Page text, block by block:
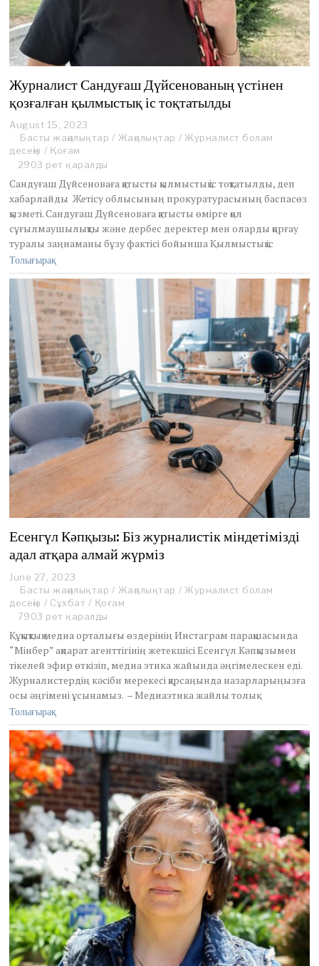
Журналист Сандуғаш Дүйсенованың үстінен
қозғалған қылмыстық іс тоқтатылды
August 15, 2023
u
u
t
1
5
,
2
3
Басты жаңалықтар / Жаңалықтар / Журналист болам
десеңіз / Қоғам
2903 рет қаралды
Сандуғаш Дүйсеноваға қатысты қылмыстық іс тоқтатылды, деп
хабарлайды Жетісу облысының прокуратурасының баспасөз
қызметі. Сандуғаш Дүйсеноваға қатысты өмірге қол
сұғылмаушылықты және дербес деректер мен оларды қорғау
туралы заңнаманы бұзу фактісі бойынша Қылмыстық іс
Толығырақ
Есенгүл Кәпқызы: Біз журналистік міндетімізді
адал атқара алмай жүрміз
June 27, 2023
u
n
e
8
,
2
0
2
Басты жаңалықтар / Жаңалықтар / Журналист болам
десеңіз / Сұхбат / Қоғам
7903 рет қаралды
Құқықтық медиа орталығы өздерінің Инстаграм парақшасында
“Мінбер” ақпарат агенттігінің жетекшісі Есенгүл Кәпқызымен
тікелей эфир өткізіп, медиа этика жайында әңгімелескен еді.
Журналистердің кәсіби мерекесі қарсаңында назарларыңызға
осы әңгімені ұсынамыз. – Медиаэтика жайлы толық
Толығырақ